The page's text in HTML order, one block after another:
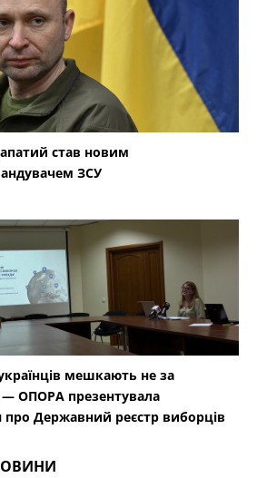
став новим
ЗСУ
мешкають не за
— ОПОРА презентувала
про Державний реєстр виборців